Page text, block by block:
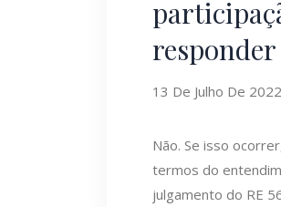
13 De Julho De 2022
Não. Se isso
termos do
julgamento do RE